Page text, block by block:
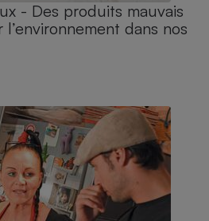
- Des produits mauvais
dans nos